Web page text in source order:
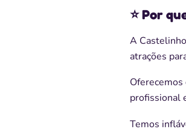
⭐ Por
A
atrações
Oferecemos
profissional
Temos